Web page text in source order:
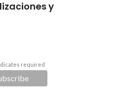
y
required